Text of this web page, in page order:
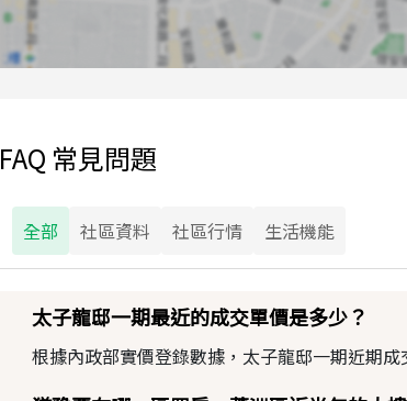
FAQ 常見問題
全部 社區資料 社區行情 生活機能
太子龍邸一期最近的成交單價是多少？
根據內政部實價登錄數據，太子龍邸一期近期